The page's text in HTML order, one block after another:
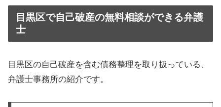
目黒区で自己破産の無料相談ができる弁護
士
目黒区の自己破産を含む債務整理を取り扱っている、
弁護士事務所の紹介です。